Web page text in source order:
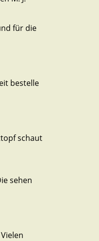
für die
bestelle
schaut
sehen